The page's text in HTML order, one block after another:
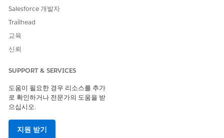
Salesforce 개발자
Trailhead
교육
신뢰
SUPPORT & SERVICES
도움이 필요한 경우 리소스를 추가
로 확인하거나 전문가의 도움을 받
으십시오.
지원 받기